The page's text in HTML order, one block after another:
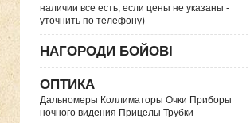
наличии все есть, если цены не указаны -
уточнить по телефону)
НАГОРОДИ БОЙОВІ
ОПТИКА
Дальномеры Коллиматоры Очки Приборы
ночного видения Прицелы Трубки